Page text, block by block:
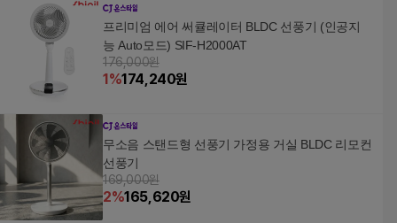
프리미엄 에어 써큘레이터 BLDC 선풍기 (인공지
능 Auto모드) SIF-H2000AT
176,000원
1%174,240원
무소음 스탠드형 선풍기 가정용 거실 BLDC 리모컨
선풍기
169,000원
2%165,620원